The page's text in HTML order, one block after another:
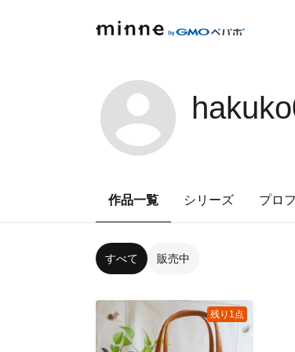
作品一覧 シリーズ プロ
すべて 販売中
残り1点